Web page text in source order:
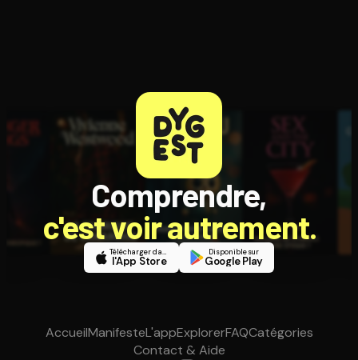
Comprendre,
c'est voir autrement.
Télécharger dans
l'App Store
Disponible sur
Google Play
AccueilManifesteL'appExplorerFAQCatégories
Contact & Aide